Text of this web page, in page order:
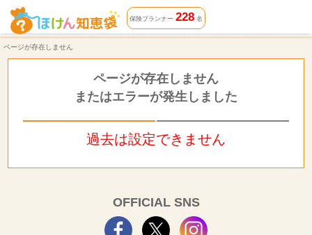
ページが存在しません | ほけん知恵袋
保険プランナー 228名
ページが存在しません
ページが存在しません
またはエラーが発生しました
過去は設定できません
OFFICIAL SNS